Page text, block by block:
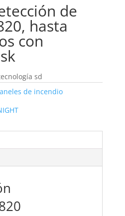
de
hasta
con
sd
de incendio